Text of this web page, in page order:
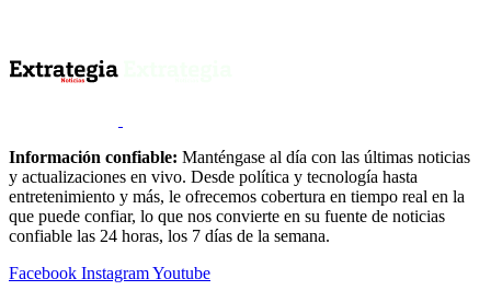
Información confiable: Manténgase al día con las últimas noticias
y actualizaciones en vivo. Desde política y tecnología hasta
entretenimiento y más, le ofrecemos cobertura en tiempo real en la
que puede confiar, lo que nos convierte en su fuente de noticias
confiable las 24 horas, los 7 días de la semana.
Facebook InstagramYoutube